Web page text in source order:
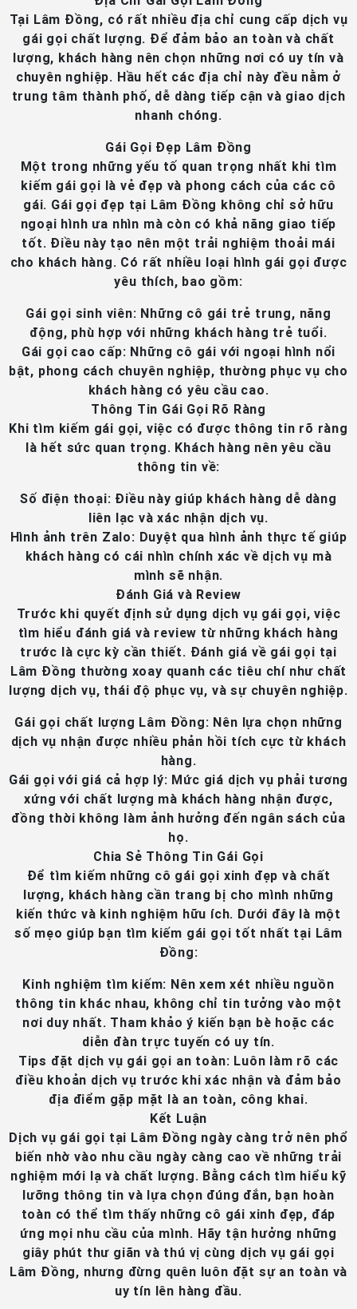
Tại Lâm Đồng, có rất nhiều địa chỉ cung cấp dịch vụ
gái gọi chất lượng. Để đảm bảo an toàn và chất
lượng, khách hàng nên chọn những nơi có uy tín và
chuyên nghiệp. Hầu hết các địa chỉ này đều nằm ở
trung tâm thành phố, dễ dàng tiếp cận và giao dịch
nhanh chóng.
Gái Gọi Đẹp Lâm Đồng
Một trong những yếu tố quan trọng nhất khi tìm
kiếm gái gọi là vẻ đẹp và phong cách của các cô
gái. Gái gọi đẹp tại Lâm Đồng không chỉ sở hữu
ngoại hình ưa nhìn mà còn có khả năng giao tiếp
tốt. Điều này tạo nên một trải nghiệm thoải mái
cho khách hàng. Có rất nhiều loại hình gái gọi được
yêu thích, bao gồm:
Gái gọi sinh viên: Những cô gái trẻ trung, năng
động, phù hợp với những khách hàng trẻ tuổi.
Gái gọi cao cấp: Những cô gái với ngoại hình nổi
bật, phong cách chuyên nghiệp, thường phục vụ cho
khách hàng có yêu cầu cao.
Thông Tin Gái Gọi Rõ Ràng
Khi tìm kiếm gái gọi, việc có được thông tin rõ ràng
là hết sức quan trọng. Khách hàng nên yêu cầu
thông tin về:
Số điện thoại: Điều này giúp khách hàng dễ dàng
liên lạc và xác nhận dịch vụ.
Hình ảnh trên Zalo: Duyệt qua hình ảnh thực tế giúp
khách hàng có cái nhìn chính xác về dịch vụ mà
mình sẽ nhận.
Đánh Giá và Review
Trước khi quyết định sử dụng dịch vụ gái gọi, việc
tìm hiểu đánh giá và review từ những khách hàng
trước là cực kỳ cần thiết. Đánh giá về gái gọi tại
Lâm Đồng thường xoay quanh các tiêu chí như chất
lượng dịch vụ, thái độ phục vụ, và sự chuyên nghiệp.
Gái gọi chất lượng Lâm Đồng: Nên lựa chọn những
dịch vụ nhận được nhiều phản hồi tích cực từ khách
hàng.
Gái gọi với giá cả hợp lý: Mức giá dịch vụ phải tương
xứng với chất lượng mà khách hàng nhận được,
đồng thời không làm ảnh hưởng đến ngân sách của
họ.
Chia Sẻ Thông Tin Gái Gọi
Để tìm kiếm những cô gái gọi xinh đẹp và chất
lượng, khách hàng cần trang bị cho mình những
kiến thức và kinh nghiệm hữu ích. Dưới đây là một
số mẹo giúp bạn tìm kiếm gái gọi tốt nhất tại Lâm
Đồng:
Kinh nghiệm tìm kiếm: Nên xem xét nhiều nguồn
thông tin khác nhau, không chỉ tin tưởng vào một
nơi duy nhất. Tham khảo ý kiến bạn bè hoặc các
diễn đàn trực tuyến có uy tín.
Tips đặt dịch vụ gái gọi an toàn: Luôn làm rõ các
điều khoản dịch vụ trước khi xác nhận và đảm bảo
địa điểm gặp mặt là an toàn, công khai.
Kết Luận
Dịch vụ gái gọi tại Lâm Đồng ngày càng trở nên phổ
biến nhờ vào nhu cầu ngày càng cao về những trải
nghiệm mới lạ và chất lượng. Bằng cách tìm hiểu kỹ
lưỡng thông tin và lựa chọn đúng đắn, bạn hoàn
toàn có thể tìm thấy những cô gái xinh đẹp, đáp
ứng mọi nhu cầu của mình. Hãy tận hưởng những
giây phút thư giãn và thú vị cùng dịch vụ gái gọi
Lâm Đồng, nhưng đừng quên luôn đặt sự an toàn và
uy tín lên hàng đầu.